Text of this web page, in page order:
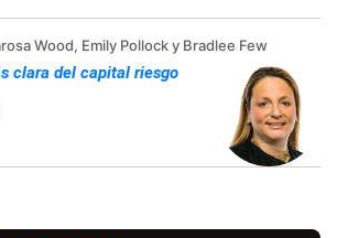
Wood, Emily Pollock y Bradlee Few
clara del capital riesgo